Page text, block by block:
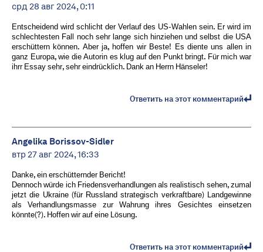
срд 28 авг 2024, 0:11
Entscheidend wird schlicht der Verlauf des US-Wahlen sein. Er wird im
schlechtesten Fall noch sehr lange sich hinziehen und selbst die USA
erschüttern können. Aber ja, hoffen wir Beste! Es diente uns allen in
ganz Europa, wie die Autorin es klug auf den Punkt bringt. Für mich war
ihrr Essay sehr, sehr eindrücklich. Dank an Herrn Hänseler!
Ответить на этот комментарий
Angelika Borissov-Sidler
втр 27 авг 2024, 16:33
Danke, ein erschütternder Bericht!
Dennoch würde ich Friedensverhandlungen als realistisch sehen, zumal
jetzt die Ukraine (für Russland strategisch verkraftbare) Landgewinne
als Verhandlungsmasse zur Wahrung ihres Gesichtes einsetzen
könnte(?). Hoffen wir auf eine Lösung.
Ответить на этот комментарий